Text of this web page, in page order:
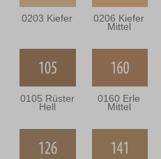
0203 Kiefer 0206 Kiefer
Mittel
0105 Rüster
Hell
0160 Erle
Mittel